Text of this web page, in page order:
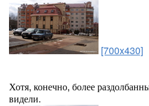
[700x430]
Хотя, конечно, более
видели.